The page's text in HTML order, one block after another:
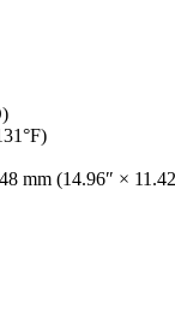
mm (14.96″ ×